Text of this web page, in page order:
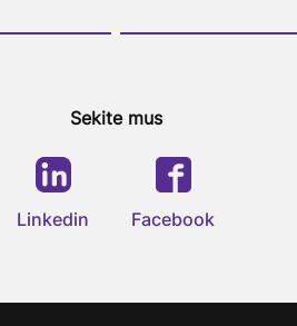
Sekite mus
Linkedin Facebook